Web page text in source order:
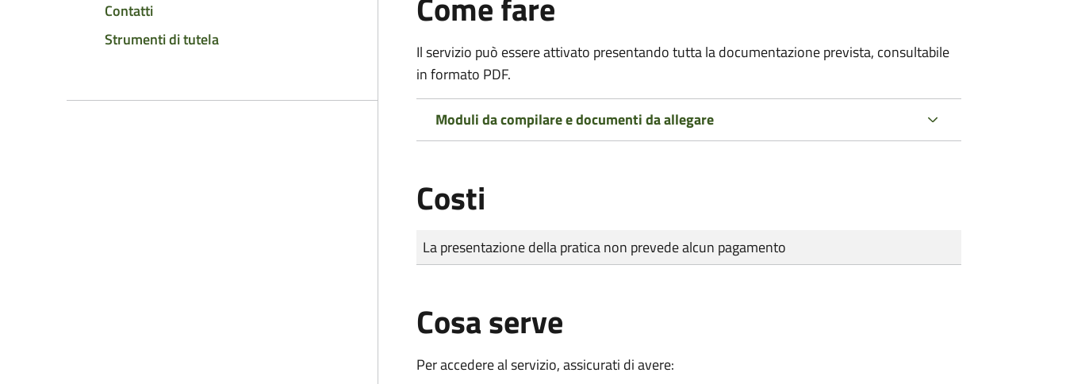
Contatti
Strumenti di tutela
Il servizio può essere attivato presentando tutta la documentazione prevista, consultabile
in formato PDF.
Moduli da compilare e documenti da allegare
Costi
Tipo di pagamento
Importo
La presentazione della pratica non prevede alcun pagamento
Cosa serve
Per accedere al servizio, assicurati di avere: